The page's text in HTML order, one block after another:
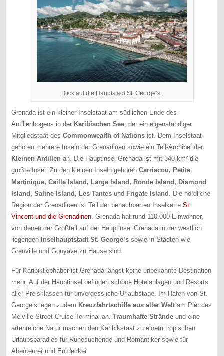
Blick auf die Hauptstadt St. George’s.
Grenada ist ein kleiner Inselstaat am südlichen Ende des
Antillenbogens in der Karibischen See , der ein eigenständiger
Mitgliedstaat desCommonwealth of Nations ist. Dem Inselstaat
gehören mehrere Inseln der Grenadinen sowie ein Teil-Archipel der
Kleinen Antillen an. Die Hauptinsel Grenada ist mit 340 km² die
größte Insel. Zu den kleinen Inseln gehörenCarriacou, Petite
Martinique, Caille Island, Large Island, Ronde Island, Diamond
Island, Saline Island, Les Tantes und Frigate Island
. Die nördliche
Region der Grenadinen ist Teil der benachbarten InselketteSt.
Vincent und die Grenadinen . Grenada hat rund 110.000 Einwohner,
von denen der Großteil auf der Hauptinsel Grenada in der westlich
liegenden Inselhauptstadt St. George’s sowie in Städten wie
Grenville und Gouyave zu Hause sind.
Für Karibikliebhaber ist Grenada längst keine unbekannte Destination
mehr. Auf der Hauptinsel befinden schöne Hotelanlagen und Resorts
aller Preisklassen für unvergessliche Urlaubstage. Im Hafen von St.
George’s legen zudem Kreuzfahrtschiffe aus aller Welt am Pier des
Melville Street Cruise Terminal an.Traumhafte Strände und eine
artenreiche Natur machen den Karibikstaat zu einem tropischen
Urlaubsparadies für Ruhesuchende und Romantiker sowie für
Abenteurer und Entdecker.